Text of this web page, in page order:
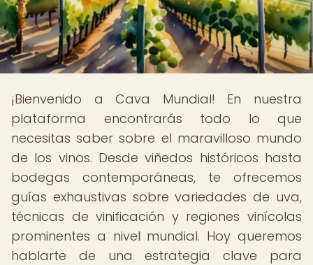
¡Bienvenido a Cava Mundial! En nuestra
plataforma encontrarás todo lo que
necesitas saber sobre el maravilloso mundo
de los vinos. Desde viñedos históricos hasta
bodegas contemporáneas, te ofrecemos
guías exhaustivas sobre variedades de uva,
técnicas de vinificación y regiones vinícolas
prominentes a nivel mundial. Hoy queremos
hablarte de una estrategia clave para